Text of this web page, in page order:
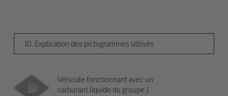
10. Explication des pictogrammes utilisés
Véhicule fonctionnant avec un
carburant liquide du groupe 1